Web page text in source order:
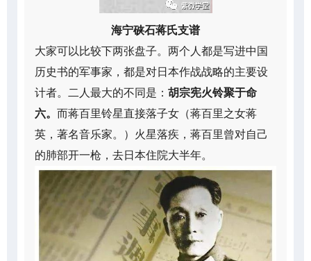
海宁硖石蒋氏支谱
大家可以比较下两张盘子。两个人都是写进中国
历史书的军事家，都是对日本作战战略的主要设
计者。二人最大的不同是： 胡宗宪火铃聚于命
六。 而蒋百里铃星直接落子女（蒋百里之女蒋
英，著名音乐家。）火星落疾，蒋百里曾对自己
的肺部开一枪，去日本住院大半年。